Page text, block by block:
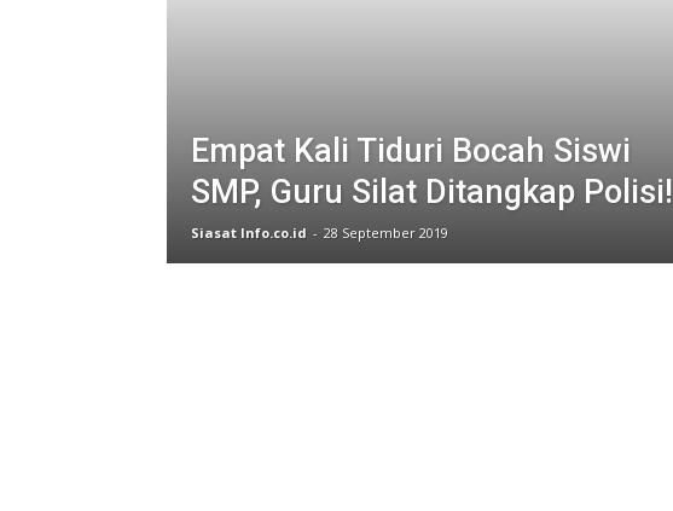
Empat Kali Tiduri Bocah Siswi
SMP, Guru Silat Ditangkap Polisi!
Siasat Info.co.id - 28 September 2019